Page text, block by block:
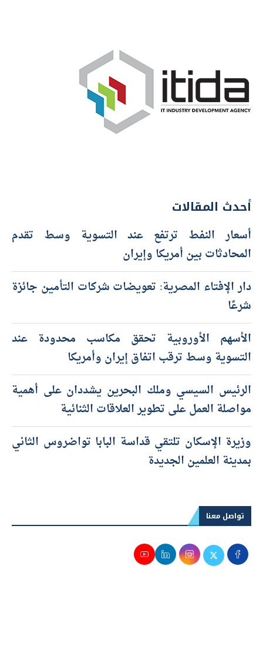
أحدث المقالات
أسعار النفط ترتفع عند التسوية وسط تقدم
المحادثات بين أمريكا وإيران
دار الإفتاء المصرية: تعويضات شركات التأمين جائزة
شرعًا
الأسهم الأوروبية تحقق مكاسب محدودة عند
التسوية وسط ترقب اتفاق إيران وأمريكا
الرئيس السيسي وملك البحرين يشددان على أهمية
مواصلة العمل على تطوير العلاقات الثنائية
وزيرة الإسكان تلتقي قداسة البابا تواضروس الثاني
بمدينة العلمين الجديدة
تواصل معنا